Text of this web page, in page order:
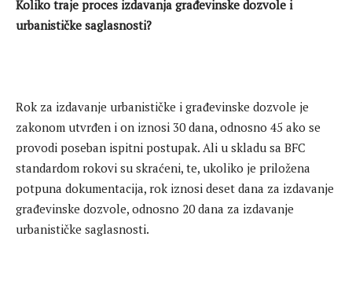
Koliko traje proces izdavanja građevinske dozvole i
urbanističke saglasnosti?
Rok za izdavanje urbanističke i građevinske dozvole je
zakonom utvrđen i on iznosi 30 dana, odnosno 45 ako se
provodi poseban ispitni postupak. Ali u skladu sa BFC
standardom rokovi su skraćeni, te, ukoliko je priložena
potpuna dokumentacija, rok iznosi deset dana za izdavanje
građevinske dozvole, odnosno 20 dana za izdavanje
urbanističke saglasnosti.